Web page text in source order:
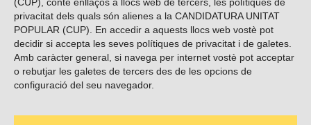
privacitat dels quals són alienes a la CANDIDATURA UNITAT
POPULAR (CUP). En accedir a aquests llocs web vostè pot
decidir si accepta les seves polítiques de privacitat i de galetes.
Amb caràcter general, si navega per internet vostè pot acceptar
o rebutjar les galetes de tercers des de les opcions de
configuració del seu navegador.
ENVIAR
Troba’ns a les xarxes socials